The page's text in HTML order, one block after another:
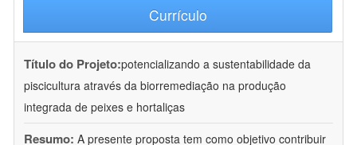
Currículo
Título do Projeto:potencializando a sustentabilidade da
piscicultura através da biorremediação na produção
integrada de peixes e hortaliças
Resumo: A presente proposta tem como objetivo contribuir